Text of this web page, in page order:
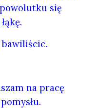
się
na pracę